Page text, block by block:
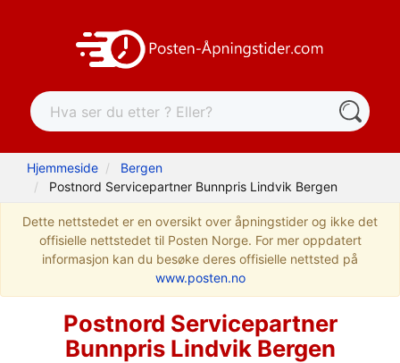
Hjemmeside
Bergen
Postnord Servicepartner Bunnpris Lindvik Bergen
Dette nettstedet er en oversikt over åpningstider og ikke det
offisielle nettstedet til Posten Norge. For mer oppdatert
informasjon kan du besøke deres offisielle nettsted på
www.posten.no
Postnord Servicepartner
Bunnpris Lindvik Bergen